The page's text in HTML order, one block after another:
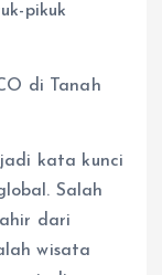
pikuk
di Tanah
kata kunci
Salah
dari
wisata